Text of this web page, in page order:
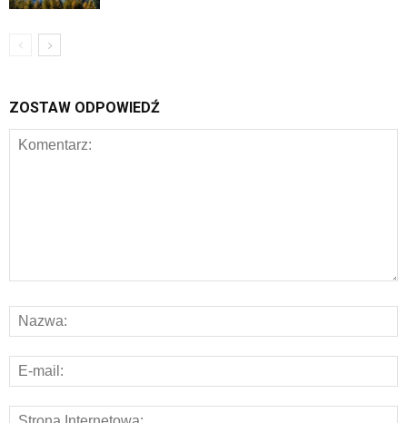
ZOSTAW ODPOWIEDŹ